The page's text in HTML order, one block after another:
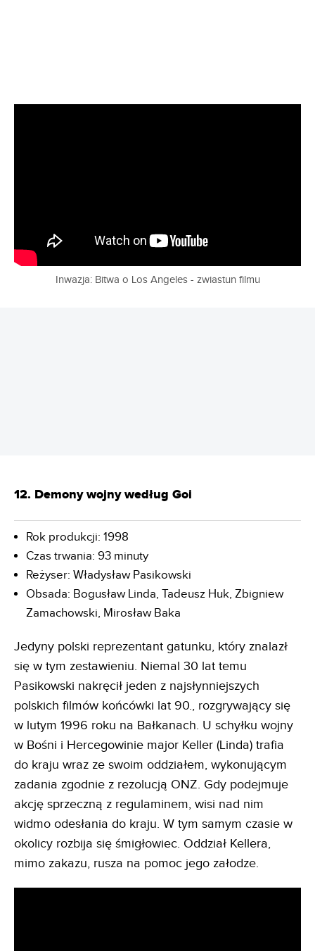
Inwazja: Bitwa o Los Angeles - zwiastun filmu
12. Demony wojny według Goi
Rok produkcji: 1998
Czas trwania: 93 minuty
Reżyser: Władysław Pasikowski
Obsada: Bogusław Linda, Tadeusz Huk, Zbigniew
Zamachowski, Mirosław Baka
Jedyny polski reprezentant gatunku, który znalazł
się w tym zestawieniu. Niemal 30 lat temu
Pasikowski nakręcił jeden z najsłynniejszych
polskich filmów końcówki lat 90., rozgrywający się
w lutym 1996 roku na Bałkanach. U schyłku wojny
w Bośni i Hercegowinie major Keller (Linda) trafia
do kraju wraz ze swoim oddziałem, wykonującym
zadania zgodnie z rezolucją ONZ. Gdy podejmuje
akcję sprzeczną z regulaminem, wisi nad nim
widmo odesłania do kraju. W tym samym czasie w
okolicy rozbija się śmigłowiec. Oddział Kellera,
mimo zakazu, rusza na pomoc jego załodze.